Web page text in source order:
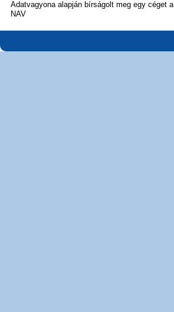
Adatvagyona alapján bírságolt meg egy céget a
NAV